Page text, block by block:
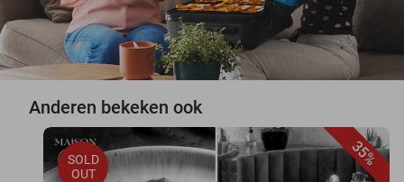
Anderen bekeken ook
35%
SOLD
OUT